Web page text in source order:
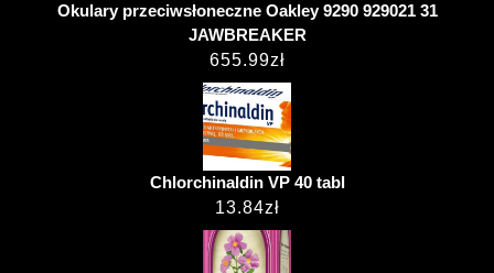
Okulary przeciwsłoneczne Oakley 9290 929021 31
JAWBREAKER
655.99zł
Chlorchinaldin VP 40 tabl
13.84zł